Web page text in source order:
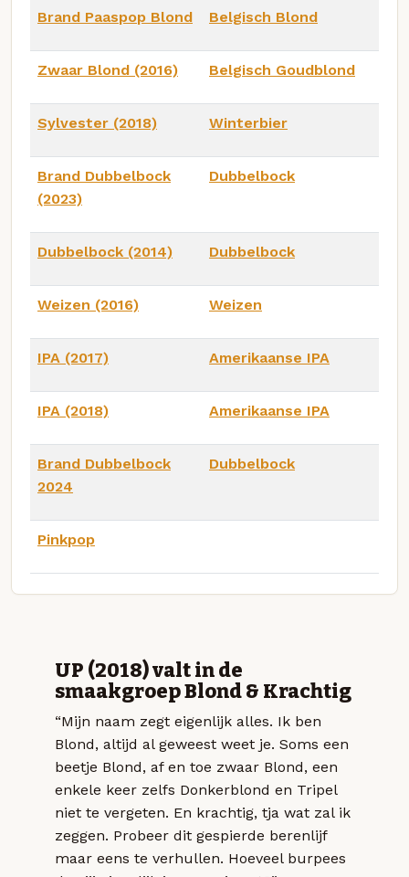
Brand Paaspop Blond Belgisch Blond
Zwaar Blond (2016) Belgisch Goudblond
Sylvester (2018) Winterbier
Brand Dubbelbock
(2023)
Dubbelbock
Dubbelbock (2014) Dubbelbock
Weizen (2016) Weizen
IPA (2017) Amerikaanse IPA
IPA (2018) Amerikaanse IPA
Brand Dubbelbock
2024
Dubbelbock
Pinkpop
UP (2018) valt in de
smaakgroep Blond & Krachtig
“Mijn naam zegt eigenlijk alles. Ik ben
Blond, altijd al geweest weet je. Soms een
beetje Blond, af en toe zwaar Blond, een
enkele keer zelfs Donkerblond en Tripel
niet te vergeten. En krachtig, tja wat zal ik
zeggen. Probeer dit gespierde berenlijf
maar eens te verhullen. Hoeveel burpees